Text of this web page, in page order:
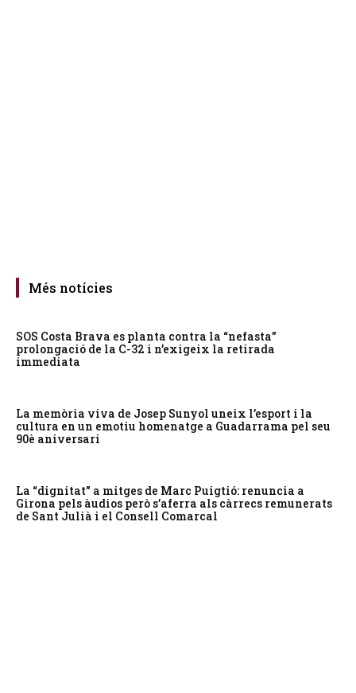
Més notícies
SOS Costa Brava es planta contra la “nefasta”
prolongació de la C-32 i n’exigeix la retirada
immediata
La memòria viva de Josep Sunyol uneix l’esport i la
cultura en un emotiu homenatge a Guadarrama pel seu
90è aniversari
La “dignitat” a mitges de Marc Puigtió: renuncia a
Girona pels àudios però s’aferra als càrrecs remunerats
de Sant Julià i el Consell Comarcal